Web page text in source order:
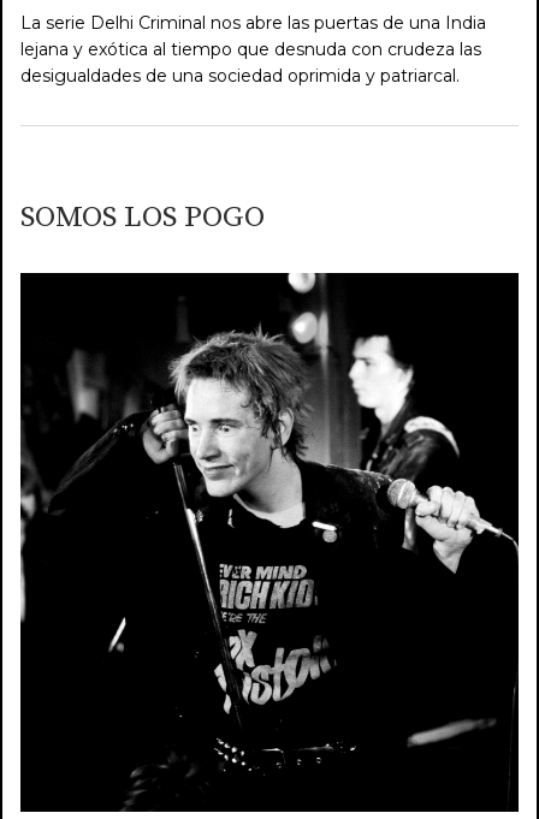
La serie Delhi Criminal nos abre las puertas de una India
lejana y exótica al tiempo que desnuda con crudeza las
desigualdades de una sociedad oprimida y patriarcal.
SOMOS LOS POGO